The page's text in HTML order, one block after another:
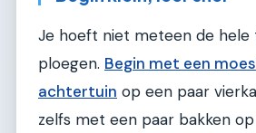
Je hoeft niet meteen de hele
ploegen. Begin met een
achtertuin op een paar
zelfs met een paar bakken